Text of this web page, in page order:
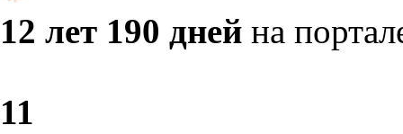
12 лет 190 дней на
11